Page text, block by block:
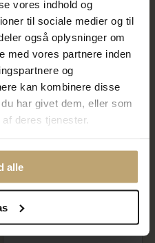
vores indhold og
til sociale medier og til
også oplysninger om
med vores partnere inden
og
kan kombinere disse
har givet dem, eller som
deres tjenester.
alle
På lager
SALE
livets nøgle 14 kt. hvg. (12*20
5.300,00 kr
4.240,00 kr